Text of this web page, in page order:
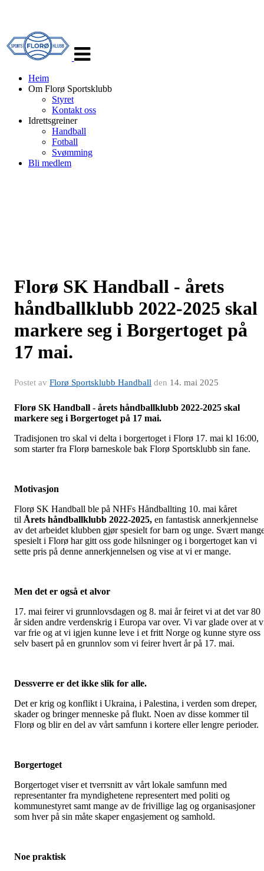
navigasjon
Heim
Om Florø Sportsklubb
Styret
Kontakt oss
Idrettsgreiner
Handball
Fotball
Svømming
Bli medlem
Florø SK Handball - årets
håndballklubb 2022-2025 skal
markere seg i Borgertoget på
17 mai.
Postet av Florø Sportsklubb Handball den 14. mai 2025
Florø SK Handball - årets håndballklubb 2022-2025 skal
markere seg i Borgertoget på 17 mai.
Tradisjonen tro skal vi delta i borgertoget i Florø 17. mai kl 16:00,
som starter fra Florø barneskole bak Florø Sportsklubb sin fane.
Motivasjon
Florø SK Handball ble på NHFs Håndballting 10. mai kåret
til Årets håndballklubb 2022-2025, en fantastisk annerkjennelse
av det arbeidet klubben gjør spesielt for barn og unge. Svært
spesielt i Florø har gitt oss gode hilsninger og i borgertoget kan vi
sette pris på denne annerkjennelsen og vise at vi er mange.
Men det er også et alvor
17. mai feirer vi grunnlovsdagen og 8. mai år feiret vi at det var 80
år siden andre verdenskrig i Europa var over. Vi var glade over at
var frie og at vi igjen kunne leve i et fritt Norge og kunne styre oss
selv basert på en grunnlov som vi feirer hvert år på 17. mai.
Dessverre er det ikke slik for alle.
Det er krig og konflikt i Ukraina, i Palestina, i verden som dreper,
skader og bringer menneske på flukt. Noen av disse kommer til
Florø og blir en del av vårt samfunn i kortere eller lengre perioder.
Borgertoget
Borgertoget viser et tverrsnitt av vårt lokale samfunn med
representanter fra myndighetene representert med politi og
kommunestyret samt mange av de frivillige lag og organisasjoner
som hver på sin måte skaper engasjement og samhold.
Noe praktisk